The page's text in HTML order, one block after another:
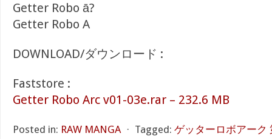
Getter Robo ā?
Getter Robo A
DOWNLOAD/ダウンロード :
Faststore :
Getter Robo Arc v01-03e.rar – 232.6 MB
Posted in: RAW MANGA ⋅ Tagged: ゲッターロボアーク